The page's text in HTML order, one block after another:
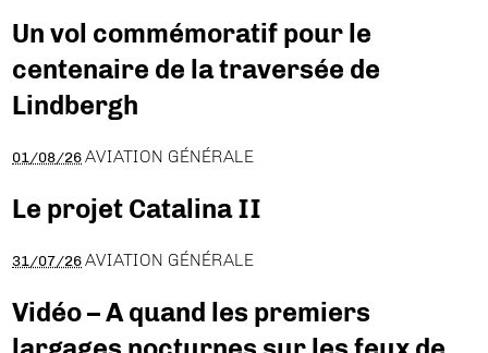
Un vol commémoratif pour le
centenaire de la traversée de
Lindbergh
01/08/26 AVIATION GÉNÉRALE
Le projet Catalina II
31/07/26 AVIATION GÉNÉRALE
Vidéo – A quand les premiers